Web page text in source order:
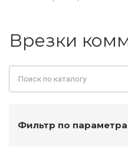
Врезки
Фильтр по